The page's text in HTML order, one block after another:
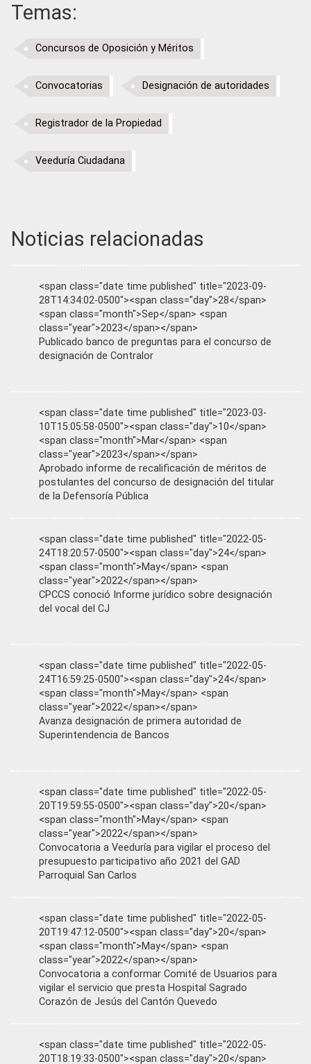
Temas:
Concursos de Oposición y Méritos
Convocatorias Designación de autoridades
Registrador de la Propiedad
Veeduría Ciudadana
Noticias relacionadas
<span class="date time published" title="2023-09-
28T14:34:02-0500"><span class="day">28</span>
<span class="month">Sep</span> <span
class="year">2023</span></span>
Publicado banco de preguntas para el concurso de
designación de Contralor
<span class="date time published" title="2023-03-
10T15:05:58-0500"><span class="day">10</span>
<span class="month">Mar</span> <span
class="year">2023</span></span>
Aprobado informe de recalificación de méritos de
postulantes del concurso de designación del titular
de la Defensoría Pública
<span class="date time published" title="2022-05-
24T18:20:57-0500"><span class="day">24</span>
<span class="month">May</span> <span
class="year">2022</span></span>
CPCCS conoció Informe jurídico sobre designación
del vocal del CJ
<span class="date time published" title="2022-05-
24T16:59:25-0500"><span class="day">24</span>
<span class="month">May</span> <span
class="year">2022</span></span>
Avanza designación de primera autoridad de
Superintendencia de Bancos
<span class="date time published" title="2022-05-
20T19:59:55-0500"><span class="day">20</span>
<span class="month">May</span> <span
class="year">2022</span></span>
Convocatoria a Veeduría para vigilar el proceso del
presupuesto participativo año 2021 del GAD
Parroquial San Carlos
<span class="date time published" title="2022-05-
20T19:47:12-0500"><span class="day">20</span>
<span class="month">May</span> <span
class="year">2022</span></span>
Convocatoria a conformar Comité de Usuarios para
vigilar el servicio que presta Hospital Sagrado
Corazón de Jesús del Cantón Quevedo
<span class="date time published" title="2022-05-
20T18:19:33-0500"><span class="day">20</span>